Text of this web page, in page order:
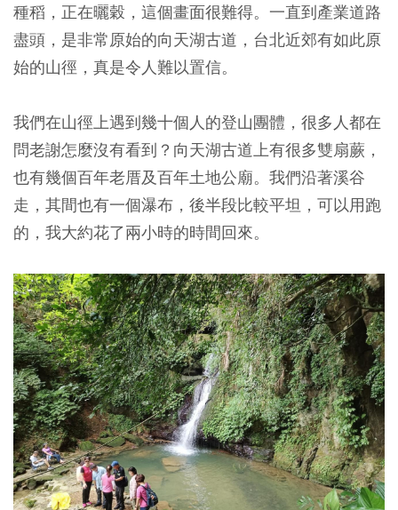
種稻，正在曬穀，這個畫面很難得。一直到產業道路
盡頭，是非常原始的向天湖古道，台北近郊有如此原
始的山徑，真是令人難以置信。
我們在山徑上遇到幾十個人的登山團體，很多人都在
問老謝怎麼沒有看到？向天湖古道上有很多雙扇蕨，
也有幾個百年老厝及百年土地公廟。我們沿著溪谷
走，其間也有一個瀑布，後半段比較平坦，可以用跑
的，我大約花了兩小時的時間回來。